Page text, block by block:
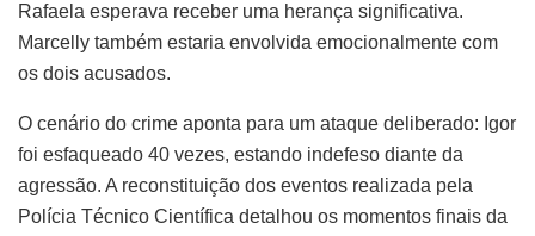
Rafaela esperava receber uma herança significativa.
Marcelly também estaria envolvida emocionalmente com
os dois acusados.
O cenário do crime aponta para um ataque deliberado: Igor
foi esfaqueado 40 vezes, estando indefeso diante da
agressão. A reconstituição dos eventos realizada pela
Polícia Técnico Científica detalhou os momentos finais da